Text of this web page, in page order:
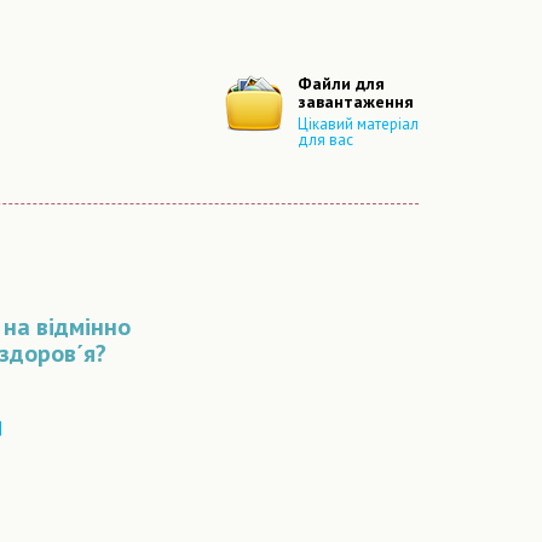
Файли для
завантаження
Цікавий матеріал
для вас
відмінно